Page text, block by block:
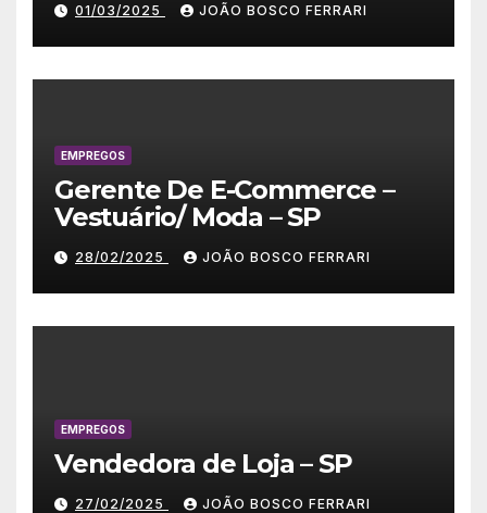
01/03/2025 JOÃO BOSCO FERRARI
EMPREGOS
Gerente De E-Commerce –
Vestuário/ Moda – SP
28/02/2025 JOÃO BOSCO FERRARI
EMPREGOS
Vendedora de Loja – SP
27/02/2025 JOÃO BOSCO FERRARI